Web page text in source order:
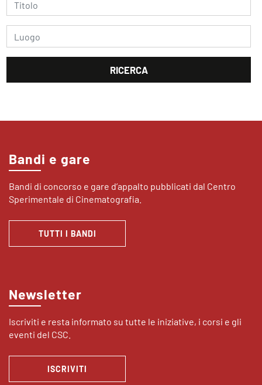
Bandi e gare
Bandi di concorso e gare d’appalto pubblicati dal Centro
Sperimentale di Cinematografia.
TUTTI I BANDI
Newsletter
Iscriviti e resta informato su tutte le iniziative, i corsi e gli
eventi del CSC.
ISCRIVITI